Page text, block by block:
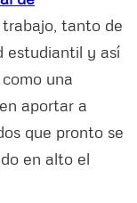
tanto de
estudiantil y así
una
aportar a
que pronto se
en alto el